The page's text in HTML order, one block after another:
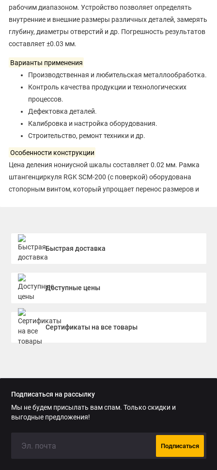
рабочим диапазоном. Устройство позволяет определять
внутренние и внешние размеры различных деталей, замерять
глубину, диаметры отверстий и др. Погрешность результатов
составляет ±0.03 мм.
Варианты применения
Производственная и любительская металлообработка.
Контроль качества продукции и технологических
процессов.
Дефектовка деталей.
Калибровка и настройка оборудования.
Строительство, ремонт техники и др.
Особенности конструкции
Цена деления нониусной шкалы составляет 0.02 мм. Рамка
штангенциркуля RGK SCM-200 (с поверкой) оборудована
стопорным винтом, который упрощает перенос размеров и
На обратной стороне корпуса предусмотрена справочная
таблица по допускам метрической и дюймовой резьбы. Эта
зависимости от материала, который требуется обработать.
Надежность
Штангенциркуль
стали, отличается прочностью и устойчивостью к падениям,
за счет чего подходит для применения на производстве.
Быстрая доставка
Доступные цены
Сертификаты на все товары
Подписаться на рассылку
Мы не будем присылать вам спам. Только скидки и
выгодные предложения!
Подписаться